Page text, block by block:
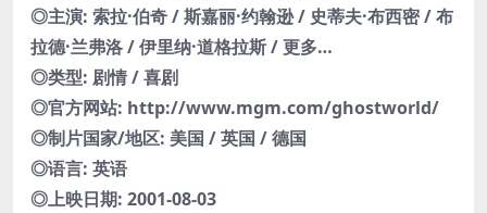
◎主演: 索拉·伯奇 / 斯嘉丽·约翰逊 / 史蒂夫·布西密 / 布
拉德·兰弗洛 / 伊里纳·道格拉斯 / 更多…
◎类型: 剧情 / 喜剧
◎官方网站: http://www.mgm.com/ghostworld/
◎制片国家/地区: 美国 / 英国 / 德国
◎语言: 英语
◎上映日期: 2001-08-03